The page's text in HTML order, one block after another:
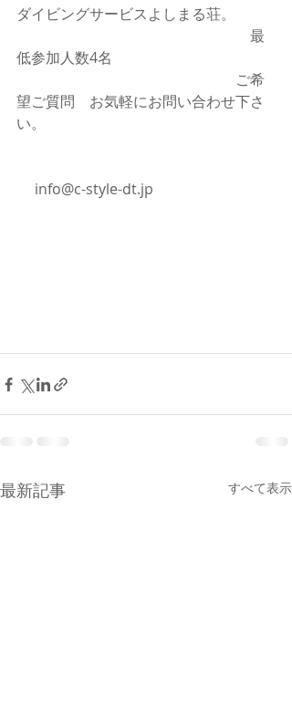
ダイビングサービスよしまる荘。
最
低参加人数4名
ご希
望ご質問　お気軽にお問い合わせ下さ
い。
     info@c-style-dt.jp
最新記事 すべて表示